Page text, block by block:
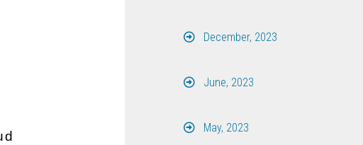
December, 2023
June, 2023
May, 2023